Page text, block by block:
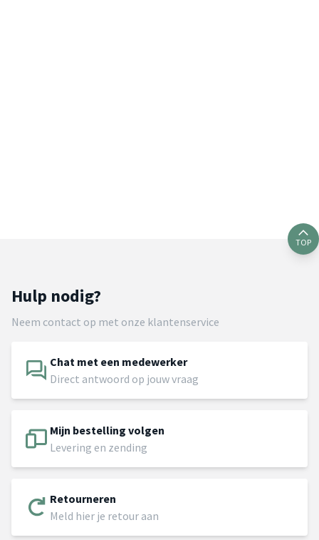
TOP
Hulp nodig?
Neem contact op met onze klantenservice
Chat met een medewerker
Direct antwoord op jouw vraag
Mijn bestelling volgen
Levering en zending
Retourneren
Meld hier je retour aan